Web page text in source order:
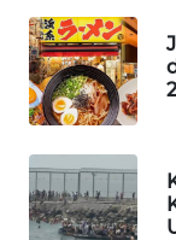
LISTRIK
WAHANA
TRAVEL
WAHANA
TV